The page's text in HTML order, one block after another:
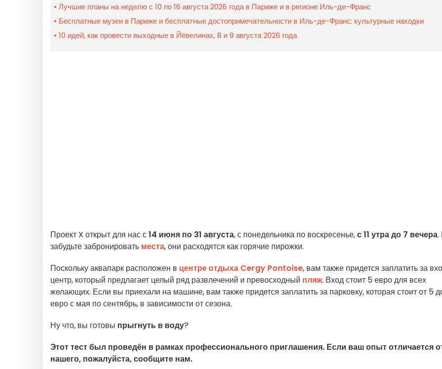
Лучшие планы на неделю с 10 по 16 августа 2026 года в Париже и в регионе Иль-де-Франс
Бесплатные музеи в Париже и бесплатные достопримечательности в Иль-де-Франс: культурные находки
10 идей, как провести выходные в Йёвелинах, 8 и 9 августа 2026 года
Проект X открыт для нас с14 июня по 31 августа, с понедельника по воскресенье,с 11 утра до 7 вечера.
забудьте забронировать места, они расходятся как горячие пирожки.
Поскольку аквапарк расположен в центре отдыха Cergy Pontoise, вам также придется заплатить за
центр, который предлагает целый ряд развлечений и превосходный пляж. Вход стоит 5 евро для всех
желающих. Если вы приехали на машине, вам также придется заплатить за парковку, которая стоит от 5
евро с мая по сентябрь, в зависимости от сезона.
Ну что, вы готовы прыгнуть в воду?
Этот тест был проведён в рамках профессионального приглашения. Если ваш опыт отличается
нашего, пожалуйста, сообщите нам.